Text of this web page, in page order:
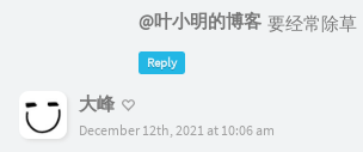
@叶小明的博客 要经常除草
Reply
大峰
December 12th, 2021 at 10:06 am